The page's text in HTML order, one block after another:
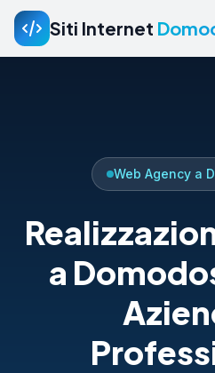
Siti Internet
Web Agency a
a